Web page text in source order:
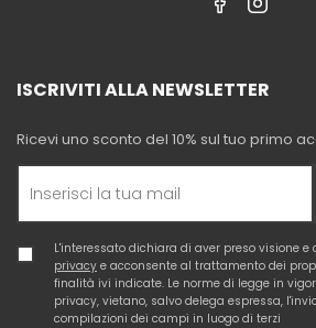
ISCRIVITI ALLA NEWSLETTER
Ricevi uno sconto del 10% sul tuo primo
L'interessato dichiara di aver preso visione e
privacy e acconsente al trattamento dei
finalità ivi indicate. Le norme di legge in
privacy, vietano, salvo delega espressa,
compilazioni dei campi in luogo di terzi